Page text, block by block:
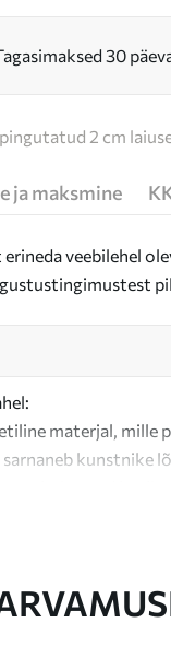
30
2 cm
ja maksmine
veebilehel
materjal, mille
kunstnike